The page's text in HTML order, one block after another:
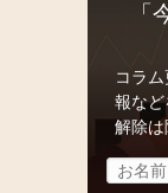
「
コラ
報な
解除は